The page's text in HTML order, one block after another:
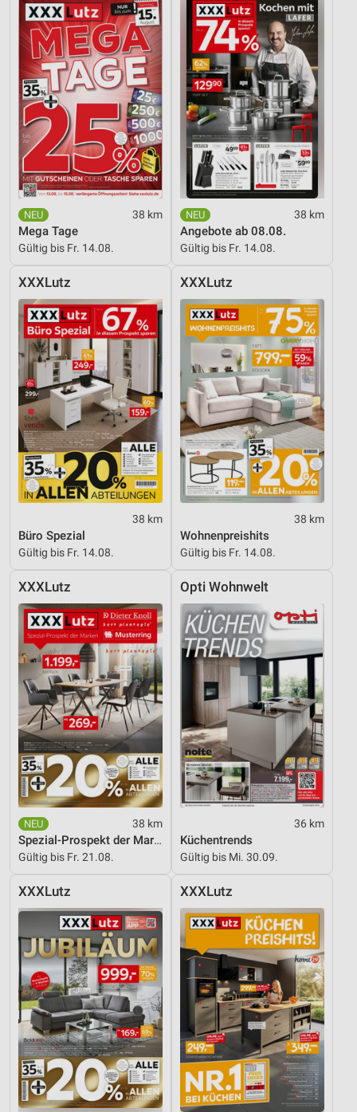
38 km
Mega Tage
Gültig bis Fr. 14.08.
38 km
Angebote ab 08.08.
Gültig bis Fr. 14.08.
XXXLutz
38 km
Büro Spezial
Gültig bis Fr. 14.08.
XXXLutz
38 km
Wohnenpreishits
Gültig bis Fr. 14.08.
XXXLutz
38 km
Spezial-Prospekt der Marken
Gültig bis Fr. 21.08.
Opti Wohnwelt
36 km
Küchentrends
Gültig bis Mi. 30.09.
XXXLutz XXXLutz
Entwicklung und Verbesserung der Angebote
Verwendung reduzierter Daten zur Auswahl von
Inhalten
IAB-Besonderheiten:
Verwendung genauer Standortdaten
Geräte anhand von aktiv angeforderten
Informationen identifizieren
Nicht-IAB-Verarbeitungszwecke:
Notwendig
Performance
Funktional
Werbung